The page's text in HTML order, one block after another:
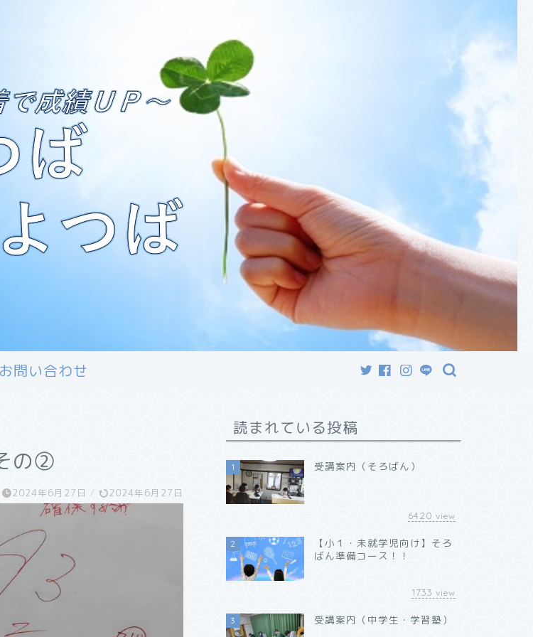
お問い合わせ
の➁
2024年6月27日 / 2024年6月27日
読まれている投稿
1 受講案内（そろばん）
6420 view
2
【小１・未就学児向け】そろ
ばん準備コース！！
1733 view
3 受講案内（中学生・学習塾）